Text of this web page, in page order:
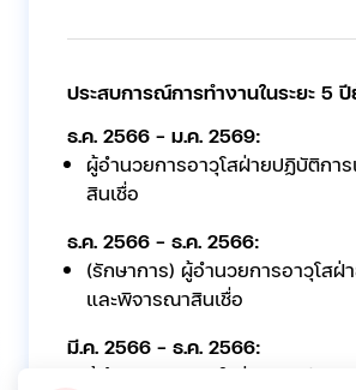
ประสบการณ์การทำงานในระยะ 5
ธ.ค. 2566 - ม.ค. 2569:
ผู้อำนวยการอาวุโสฝ่ายปฏิบัติกา
สินเชื่อ
ธ.ค. 2566 - ธ.ค. 2566:
(รักษาการ) ผู้อำนวยการอาวุโสฝ่
และพิจารณาสินเชื่อ
มี.ค. 2566 - ธ.ค. 2566:
ผู้อำนวยการอาวุโสฝ่ายบัญชีและก